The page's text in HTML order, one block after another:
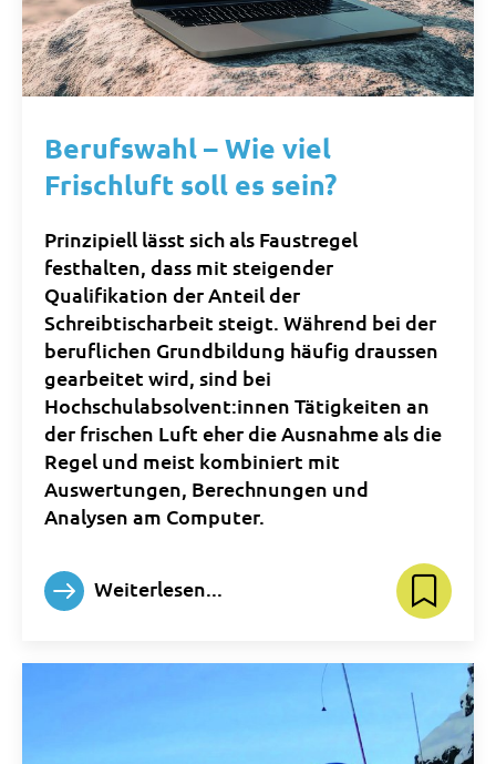
Berufswahl – Wie viel
Frischluft soll es sein?
Prinzipiell lässt sich als Faustregel
festhalten, dass mit steigender
Qualifikation der Anteil der
Schreibtischarbeit steigt. Während bei der
beruflichen Grundbildung häufig draussen
gearbeitet wird, sind bei
Hochschulabsolvent:innen Tätigkeiten an
der frischen Luft eher die Ausnahme als die
Regel und meist kombiniert mit
Auswertungen, Berechnungen und
Analysen am Computer.
Weiterlesen...